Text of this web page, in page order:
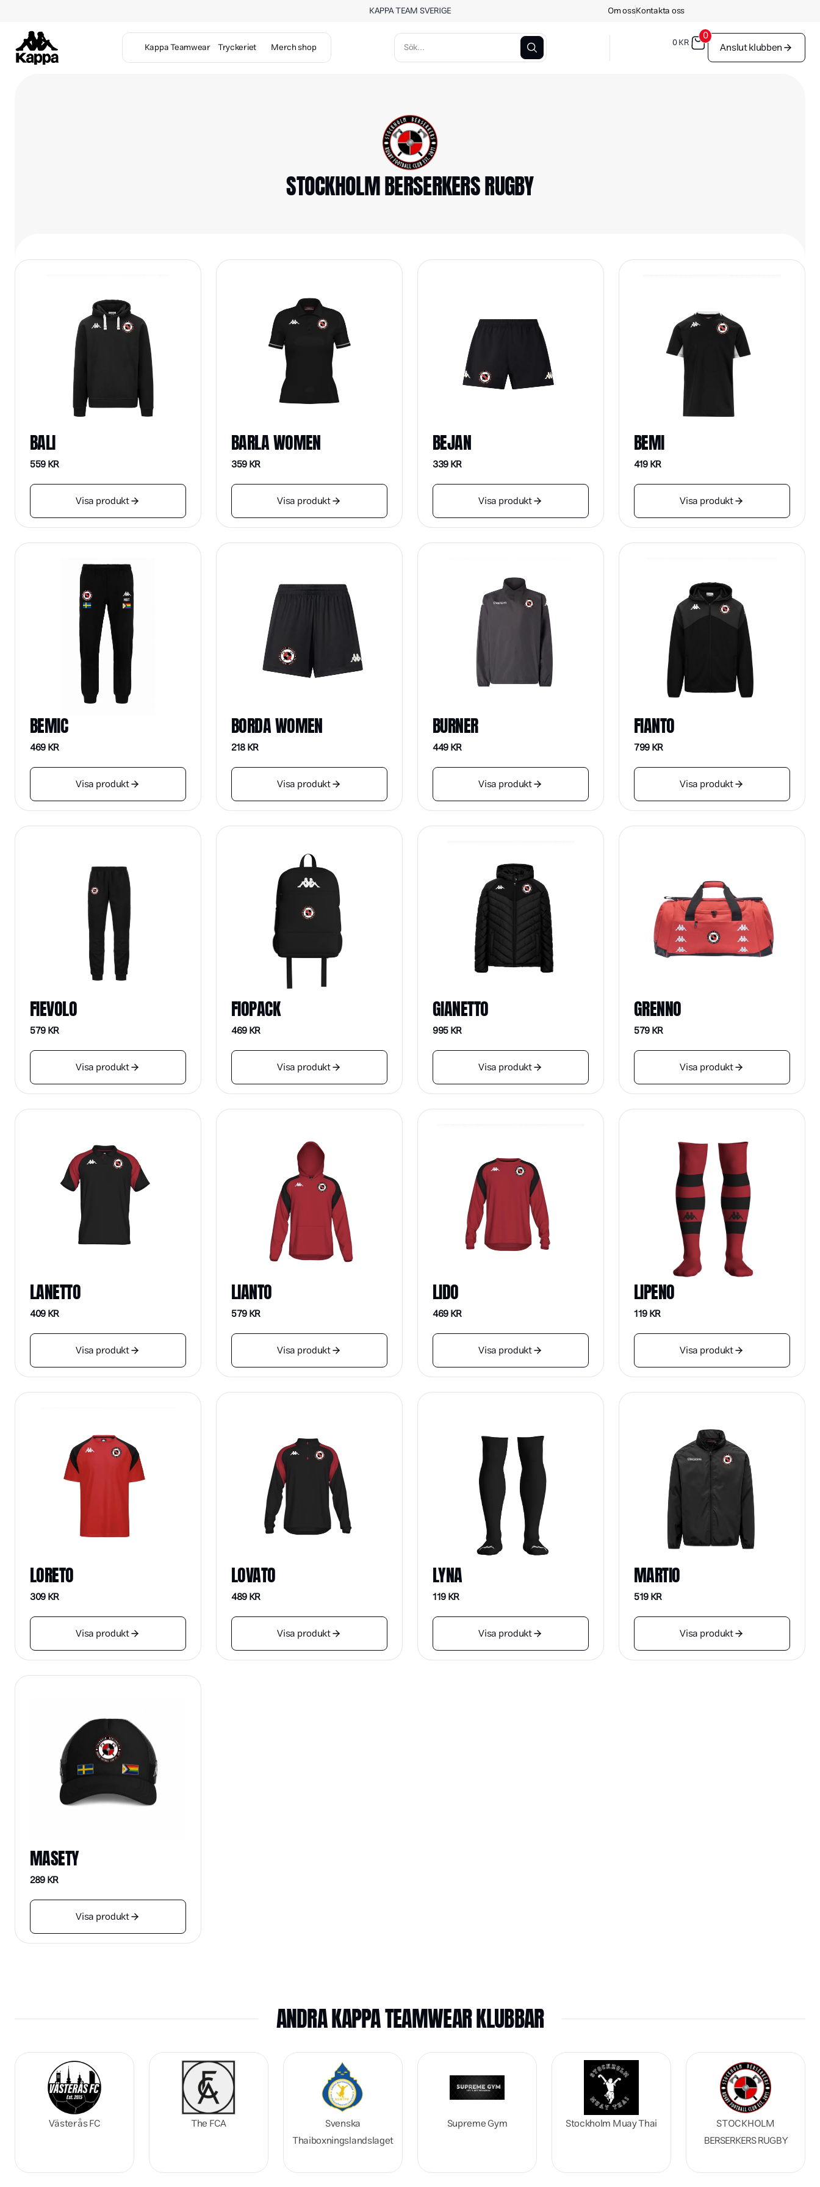
KAPPA TEAM SVERIGE Om ossKontakta oss
Kappa Teamwear Tryckeriet Merch shop 0KR 0
Anslut klubben
STOCKHOLM BERSERKERS RUGBY
BALI
559KR
Visa produkt
BARLA WOMEN
359KR
Visa produkt
BEJAN
339KR
Visa produkt
BEMI
419KR
Visa produkt
BEMIC
469KR
Visa produkt
BORDA WOMEN
218KR
Visa produkt
BURNER
449KR
Visa produkt
FIANTO
799KR
Visa produkt
FIEVOLO
579KR
Visa produkt
FIOPACK
469KR
Visa produkt
GIANETTO
995KR
Visa produkt
GRENNO
579KR
Visa produkt
LANETTO
409KR
Visa produkt
LIANTO
579KR
Visa produkt
LIDO
469KR
Visa produkt
LIPENO
119KR
Visa produkt
LORETO
309KR
Visa produkt
LOVATO
489KR
Visa produkt
LYNA
119KR
Visa produkt
MARTIO
519KR
Visa produkt
MASETY
289KR
Visa produkt
ANDRA KAPPA TEAMWEAR KLUBBAR
Västerås FC The FCA
Svenska
Thaiboxningslandslaget
Supreme Gym Stockholm Muay Thai
STOCKHOLM
BERSERKERS RUGBY